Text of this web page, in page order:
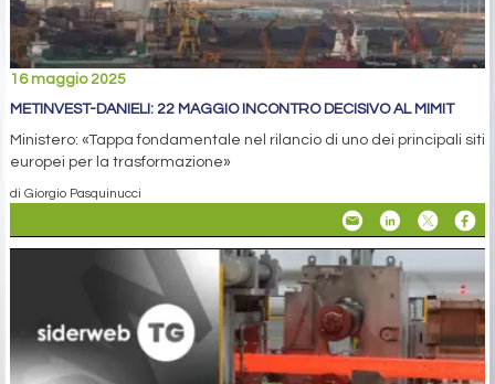
16 maggio 2025
METINVEST-DANIELI: 22 MAGGIO INCONTRO DECISIVO AL MIMIT
Ministero: «Tappa fondamentale nel rilancio di uno dei principali siti
europei per la trasformazione»
di Giorgio Pasquinucci